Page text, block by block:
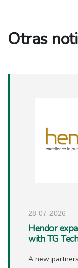
Otras
28-07-2026
Hendor
with TG
A new